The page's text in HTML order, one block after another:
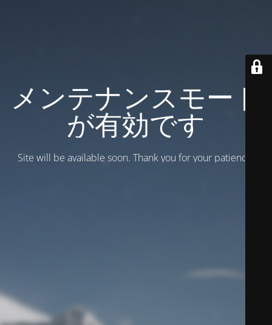
メンテナンスモード
が有効です
Site will be available soon. Thank you for your patience!